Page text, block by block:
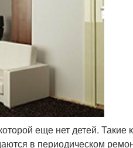
еще нет детей. Такие
в периодическом